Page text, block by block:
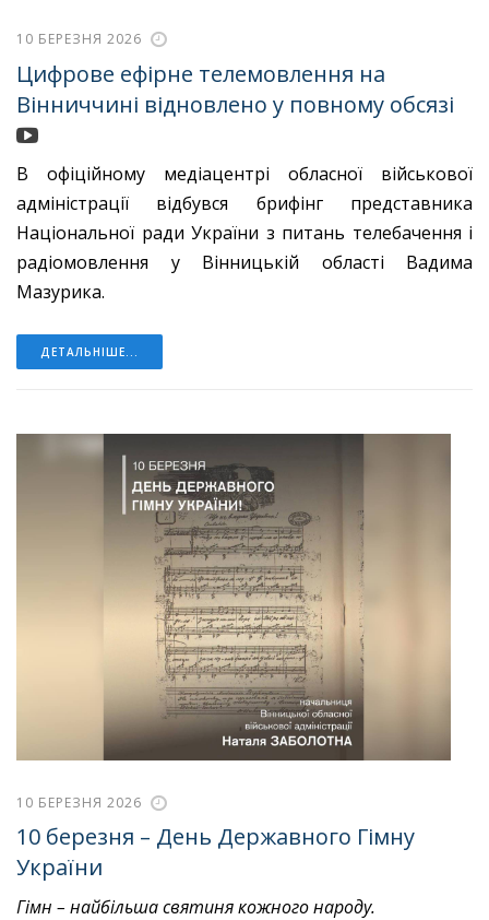
10 БЕРЕЗНЯ 2026
Цифрове ефірне телемовлення на
Вінниччині відновлено у повному обсязі
В офіційному медіацентрі обласної військової
адміністрації відбувся брифінг представника
Національної ради України з питань телебачення і
радіомовлення у Вінницькій області Вадима
Мазурика.
ДЕТАЛЬНІШЕ...
10 БЕРЕЗНЯ 2026
10 березня – День Державного Гімну
України
Гімн – найбільша святиня кожного народу.